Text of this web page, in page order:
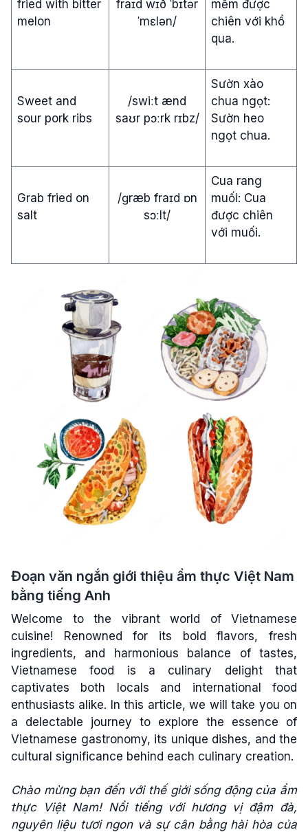
fried with bitter
melon
fraɪd wɪð ˈbɪtər
ˈmɛlən/
mềm được
chiên với khổ
qua.
Sweet and
sour pork ribs
/swiːt ænd
saʊr pɔːrk rɪbz/
Sườn xào
chua ngọt:
Sườn heo
ngọt chua.
Grab fried on
salt
/ɡræb fraɪd ɒn
sɔːlt/
Cua rang
muối: Cua
được chiên
với muối.
Đoạn văn ngắn giới thiệu ẩm thực Việt Nam
bằng tiếng Anh
Welcome to the vibrant world of Vietnamese
cuisine! Renowned for its bold flavors, fresh
ingredients, and harmonious balance of tastes,
Vietnamese food is a culinary delight that
captivates both locals and international food
enthusiasts alike. In this article, we will take you on
a delectable journey to explore the essence of
Vietnamese gastronomy, its unique dishes, and the
cultural significance behind each culinary creation.
Chào mừng bạn đến với thế giới sống động của ẩm
thực Việt Nam! Nổi tiếng với hương vị đậm đà,
nguyên liệu tươi ngon và sự cân bằng hài hòa của